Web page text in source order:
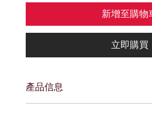
新增至購物
立即購買
產品信息